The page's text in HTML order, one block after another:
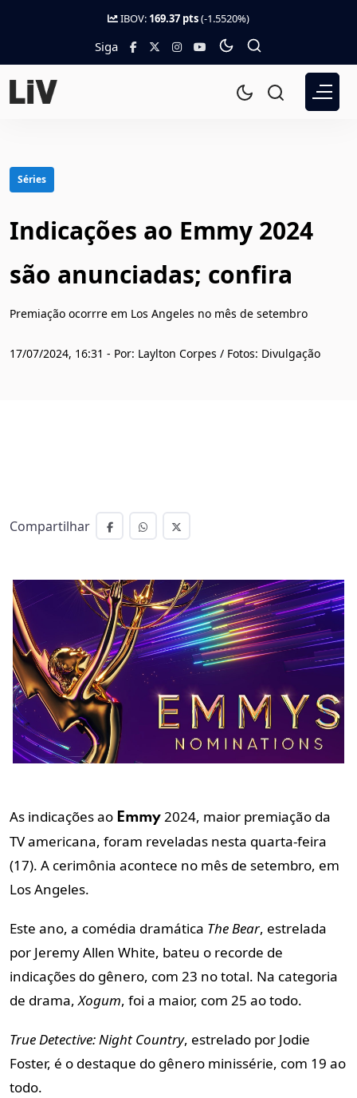
IBOV: 169.37 pts(-1.5520%)
Siga
Séries
Indicações ao Emmy 2024
são anunciadas; confira
Premiação ocorrre em Los Angeles no mês de setembro
17/07/2024, 16:31 - Por: Laylton Corpes / Fotos: Divulgação
Compartilhar
As indicações ao Emmy 2024, maior premiação da
TV americana, foram reveladas nesta quarta-feira
(17). A cerimônia acontece no mês de setembro, em
Los Angeles.
Este ano, a comédia dramática The Bear, estrelada
por Jeremy Allen White, bateu o recorde de
indicações do gênero, com 23 no total. Na categoria
de drama,Xogum, foi a maior, com 25 ao todo.
True Detective: Night Country, estrelado por Jodie
Foster, é o destaque do gênero minissérie, com 19 ao
todo.